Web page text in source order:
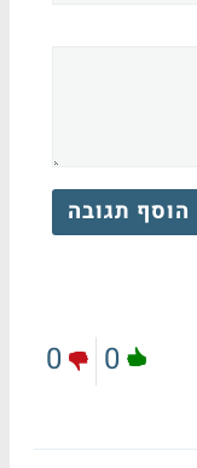
הוסף תגובה
0
0